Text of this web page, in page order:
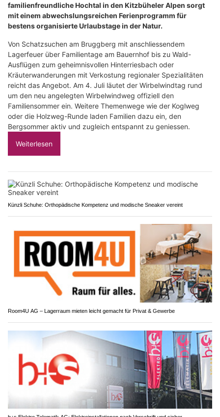
familienfreundliche Hochtal in den Kitzbüheler Alpen sorgt
mit einem abwechslungsreichen Ferienprogramm für
bestens organisierte Urlaubstage in der Natur.
Von Schatzsuchen am Bruggberg mit anschliessendem
Lagerfeuer über Familientage am Bauernhof bis zu Wald-
Ausflügen zum geheimnisvollen Hinterriesbach oder
Kräuterwanderungen mit Verkostung regionaler Spezialitäten
reicht das Angebot. Am 4. Juli läutet der Wirbelwindtag rund
um den neu angelegten Wirbelwindweg offiziell den
Familiensommer ein. Weitere Themenwege wie der Koglweg
oder die Holzweg-Runde laden Familien dazu ein, den
Bergsommer aktiv und zugleich entspannt zu geniessen.
Weiterlesen
Künzli Schuhe: Orthopädische Kompetenz und modische Sneaker vereint
Room4U AG – Lagerraum mieten leicht gemacht für Privat & Gewerbe